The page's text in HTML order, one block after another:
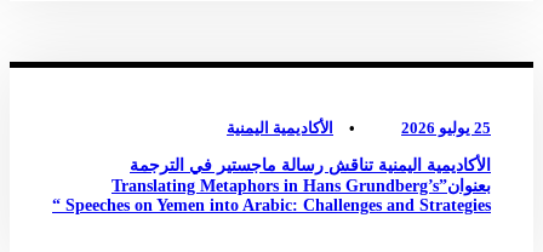
25 يوليو 2026 • الأكاديمية اليمنية
الأكاديمية اليمنية تناقش رسالة ماجستير في الترجمة
بعنوان”Translating Metaphors in Hans Grundberg’s
Speeches on Yemen into Arabic: Challenges and Strategies “